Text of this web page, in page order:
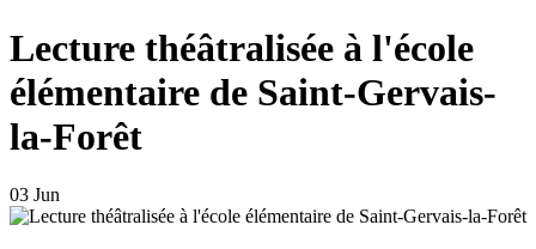
Lecture théâtralisée à l'école
élémentaire de Saint-Gervais-
la-Forêt
03 Jun